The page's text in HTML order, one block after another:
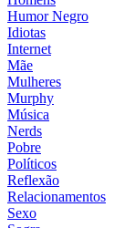
Humor Negro
Idiotas
Internet
Mãe
Mulheres
Murphy
Música
Nerds
Pobre
Políticos
Reflexão
Relacionamentos
Sexo